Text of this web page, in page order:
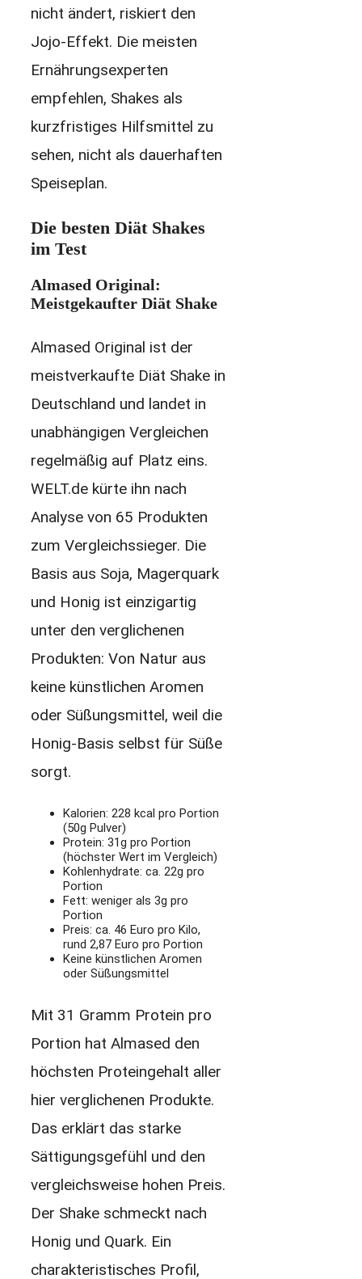
nicht ändert, riskiert den
Jojo-Effekt. Die meisten
Ernährungsexperten
empfehlen, Shakes als
kurzfristiges Hilfsmittel zu
sehen, nicht als dauerhaften
Speiseplan.
Die besten Diät Shakes
im Test
Almased Original:
Meistgekaufter Diät Shake
Almased Original ist der
meistverkaufte Diät Shake in
Deutschland und landet in
unabhängigen Vergleichen
regelmäßig auf Platz eins.
WELT.de kürte ihn nach
Analyse von 65 Produkten
zum Vergleichssieger. Die
Basis aus Soja, Magerquark
und Honig ist einzigartig
unter den verglichenen
Produkten: Von Natur aus
keine künstlichen Aromen
oder Süßungsmittel, weil die
Honig-Basis selbst für Süße
sorgt.
Kalorien: 228 kcal pro Portion
(50g Pulver)
Protein: 31g pro Portion
(höchster Wert im Vergleich)
Kohlenhydrate: ca. 22g pro
Portion
Fett: weniger als 3g pro
Portion
Preis: ca. 46 Euro pro Kilo,
rund 2,87 Euro pro Portion
Keine künstlichen Aromen
oder Süßungsmittel
Mit 31 Gramm Protein pro
Portion hat Almased den
höchsten Proteingehalt aller
hier verglichenen Produkte.
Das erklärt das starke
Sättigungsgefühl und den
vergleichsweise hohen Preis.
Der Shake schmeckt nach
Honig und Quark. Ein
charakteristisches Profil,